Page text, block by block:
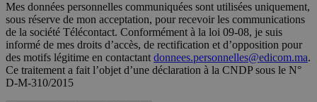
Mes données personnelles communiquées sont utilisées uniquement,
sous réserve de mon acceptation, pour recevoir les communications
de la société Télécontact. Conformément à la loi 09-08, je suis
informé de mes droits d’accès, de rectification et d’opposition pour
des motifs légitime en contactant donnees.personnelles@edicom.ma.
Ce traitement a fait l’objet d’une déclaration à la CNDP sous le N°
D-M-310/2015